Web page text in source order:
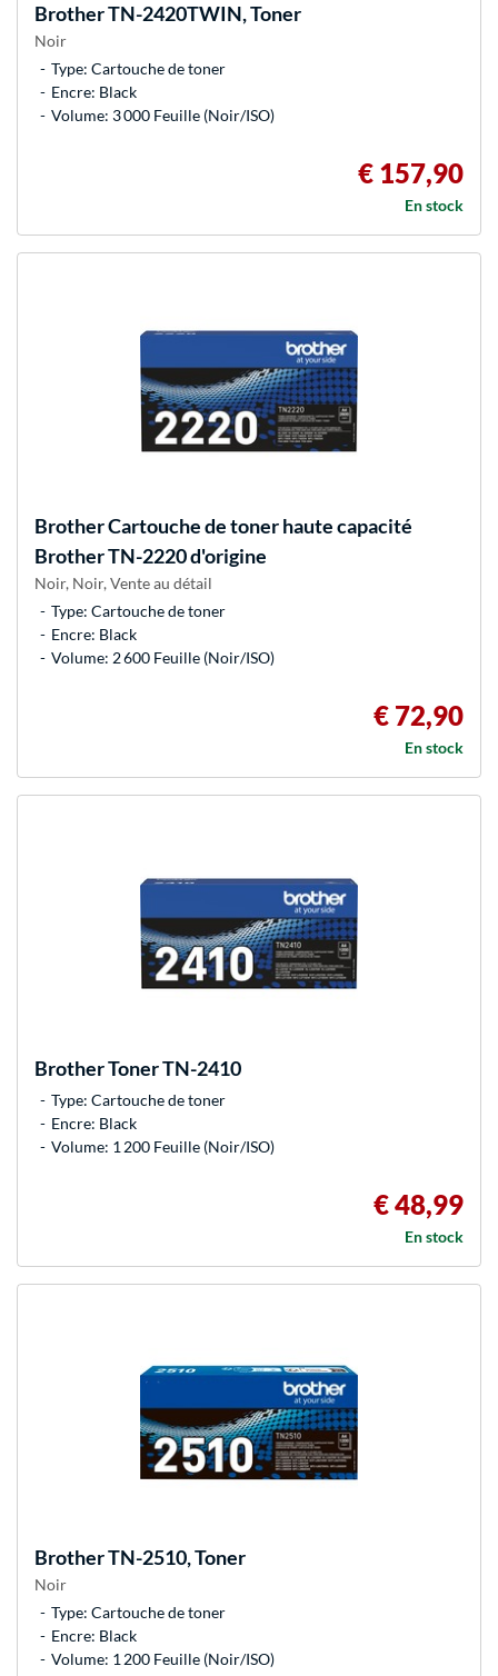
BrotherTN-2420TWIN, Toner
Noir
Type: Cartouche de toner
Encre: Black
Volume: 3 000 Feuille (Noir/ISO)
€ 157,90
En stock
BrotherCartouche de toner haute capacité
Brother TN-2220 d'origine
Noir, Noir, Vente au détail
Type: Cartouche de toner
Encre: Black
Volume: 2 600 Feuille (Noir/ISO)
€ 72,90
En stock
BrotherToner TN-2410
Type: Cartouche de toner
Encre: Black
Volume: 1 200 Feuille (Noir/ISO)
€ 48,99
En stock
BrotherTN-2510, Toner
Noir
Type: Cartouche de toner
Encre: Black
Volume: 1 200 Feuille (Noir/ISO)